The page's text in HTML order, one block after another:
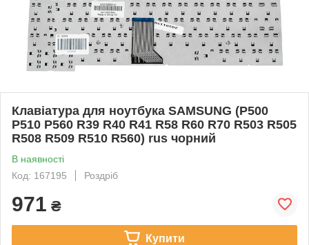
Клавіатура для ноутбука SAMSUNG (P500
P510 P560 R39 R40 R41 R58 R60 R70 R503 R505
R508 R509 R510 R560) rus чорний
В наявності
Код: 167195
Роздріб
971 ₴
Купити